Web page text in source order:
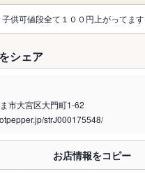
子供可値段全て１００円上がってます
シェア
市大宮区大門町1-62
strJ000175548/
お店情報をコピー